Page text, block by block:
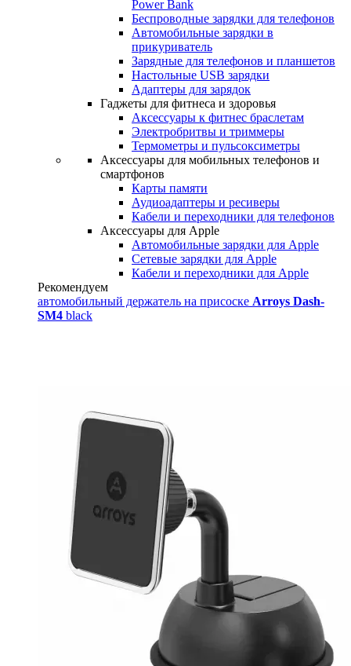
Power Bank
Беспроводные зарядки для телефонов
Автомобильные зарядки в
прикуриватель
Зарядные для телефонов и планшетов
Настольные USB зарядки
Адаптеры для зарядок
Гаджеты для фитнеса и здоровья
Аксессуары к фитнес браслетам
Электробритвы и триммеры
Термометры и пульсоксиметры
Аксессуары для мобильных телефонов и
смартфонов
Карты памяти
Аудиоадаптеры и ресиверы
Кабели и переходники для телефонов
Аксессуары для Apple
Автомобильные зарядки для Apple
Сетевые зарядки для Apple
Кабели и переходники для Apple
Рекомендуем
автомобильный держатель на присоске Arroys Dash-
SM4 black